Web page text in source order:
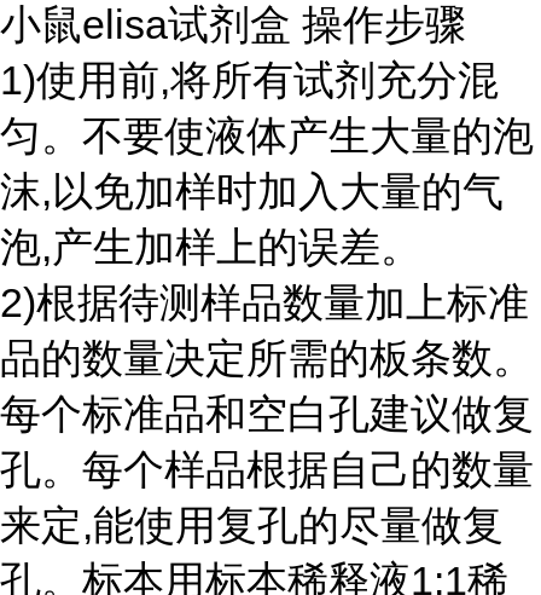
小鼠elisa试剂盒 操作步骤
1)使用前,将所有试剂充分混
匀。不要使液体产生大量的泡
沫,以免加样时加入大量的气
泡,产生加样上的误差。
2)根据待测样品数量加上标准
品的数量决定所需的板条数。
每个标准品和空白孔建议做复
孔。每个样品根据自己的数量
来定,能使用复孔的尽量做复
孔。标本用标本稀释液1:1稀